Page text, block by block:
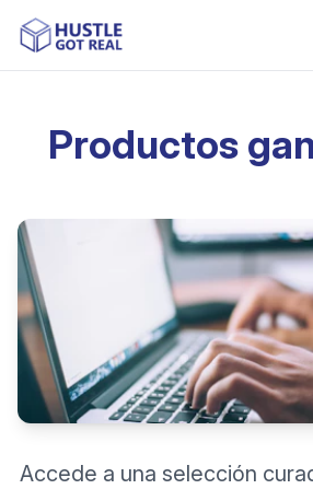
Productos
Accede a una selección